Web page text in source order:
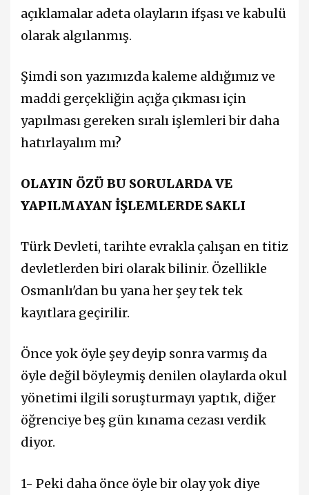
açıklamalar adeta olayların ifşası ve kabulü
olarak algılanmış.
Şimdi son yazımızda kaleme aldığımız ve
maddi gerçekliğin açığa çıkması için
yapılması gereken sıralı işlemleri bir daha
hatırlayalım mı?
OLAYIN ÖZÜ BU SORULARDA VE
YAPILMAYAN İŞLEMLERDE SAKLI
Türk Devleti, tarihte evrakla çalışan en titiz
devletlerden biri olarak bilinir. Özellikle
Osmanlı'dan bu yana her şey tek tek
kayıtlara geçirilir.
Önce yok öyle şey deyip sonra varmış da
öyle değil böyleymiş denilen olaylarda okul
yönetimi ilgili soruşturmayı yaptık, diğer
öğrenciye beş gün kınama cezası verdik
diyor.
1- Peki daha önce öyle bir olay yok diye